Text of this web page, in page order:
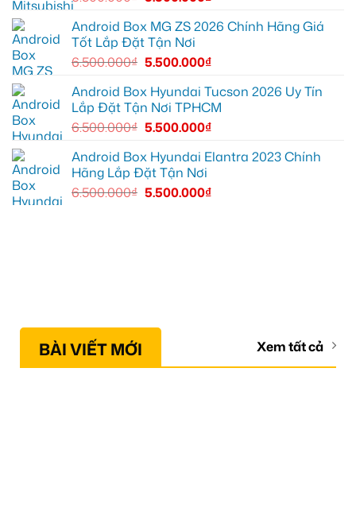
thoải
mái
hơn
Android Box MG ZS 2026 Chính Hãng Giá
Tốt Lắp Đặt Tận Nơi
6.500.000₫ 5.500.000₫
Android Box Hyundai Tucson 2026 Uy Tín
Lắp Đặt Tận Nơi TPHCM
6.500.000₫ 5.500.000₫
Android Box Hyundai Elantra 2023 Chính
Hãng Lắp Đặt Tận Nơi
6.500.000₫ 5.500.000₫
BÀI VIẾT MỚI Xem tất cả